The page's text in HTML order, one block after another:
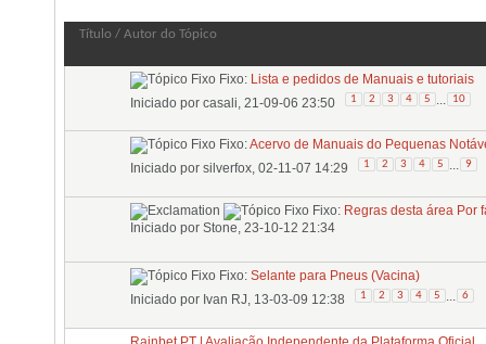
Título / Autor do Tópico
Fixo: Lista e pedidos de Manuais e tutoriais
Iniciado por casali, 21-09-06 23:50 1 2 3 4 5 ... 10
Fixo:Acervo de Manuais do Pequenas
Iniciado por silverfox, 02-11-07 14:29 1 2 3 4 5 ... 9
Fixo: Regras desta área Por
Iniciado por Stone, 23-10-12 21:34
Fixo: Selante para Pneus (Vacina)
Iniciado por Ivan RJ, 13-03-09 12:38 1 2 3 4 5 ... 6